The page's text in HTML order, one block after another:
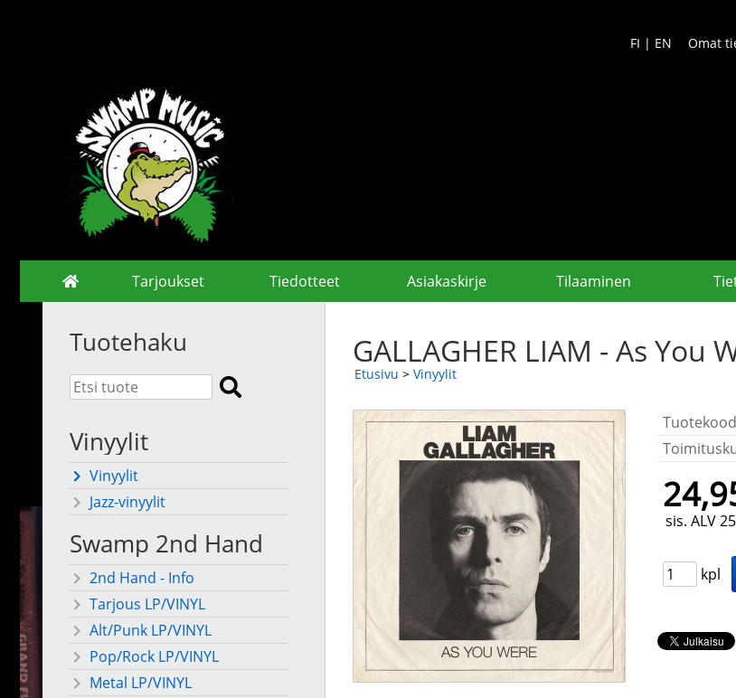
FI | EN Omat
Tarjoukset Tiedotteet Asiakaskirje Tilaaminen
Tuotehaku
Vinyylit
Vinyylit
Jazz-vinyylit
Swamp 2nd Hand
2nd Hand - Info
Tarjous LP/VINYL
Alt/Punk LP/VINYL
Pop/Rock LP/VINYL
Metal LP/VINYL
GALLAGHER LIAM - As You
Etusivu > Vinyylit
sis. ALV
kpl